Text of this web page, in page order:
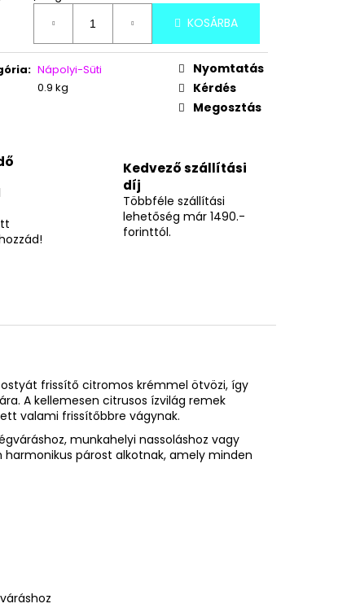
KOSÁRBA
: Nápolyi-Süti
0.9 kg
Nyomtatás
Kérdés
Megosztás
Kedvező szállítási
díj
Többféle szállítási
lehetőség már 1490.-
forinttól.
ostyát frissítő citromos krémmel ötvözi, így
A kellemesen citrusos ízvilág remek
valami frissítőbbre vágynak.
munkahelyi nassoláshoz vagy
párost alkotnak, amely minden
CSOKI ÍZŰ